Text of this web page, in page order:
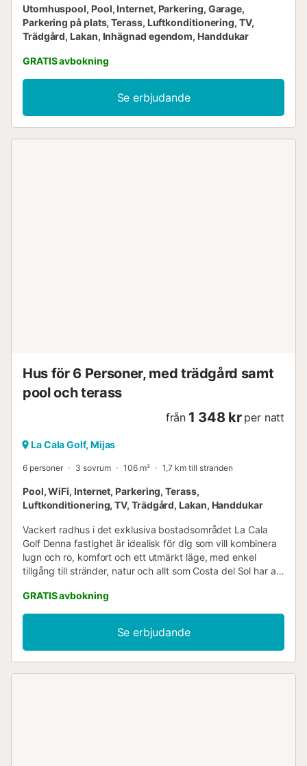
Utomhuspool, Pool, Internet, Parkering, Garage,
Parkering på plats, Terass, Luftkonditionering, TV,
Trädgård, Lakan, Inhägnad egendom, Handdukar
GRATIS avbokning
Se erbjudande
Hus för 6 Personer, med trädgård samt
pool och terass
från 1 348 kr per natt
La Cala Golf, Mijas
6 personer 3 sovrum 106 m² 1,7 km till stranden
Pool, WiFi, Internet, Parkering, Terass,
Luftkonditionering, TV, Trädgård, Lakan, Handdukar
Vackert radhus i det exklusiva bostadsområdet La Cala
Golf Denna fastighet är idealisk för dig som vill kombinera
lugn och ro, komfort och ett utmärkt läge, med enkel
tillgång till stränder, natur och allt som Costa del Sol har att
Sol och 40 km från Malaga flygplats, är detta hus perfekt
för att njuta av en avkopplande vistelse i en privilegierad
miljö. Det är ett tvåvåningshus med en terrass på
framsidan, samt en stor balkong i master bedroom med
utsikt över trädgården. Det har tre rymliga sovrum och två
GRATIS avbokning
Se erbjudande